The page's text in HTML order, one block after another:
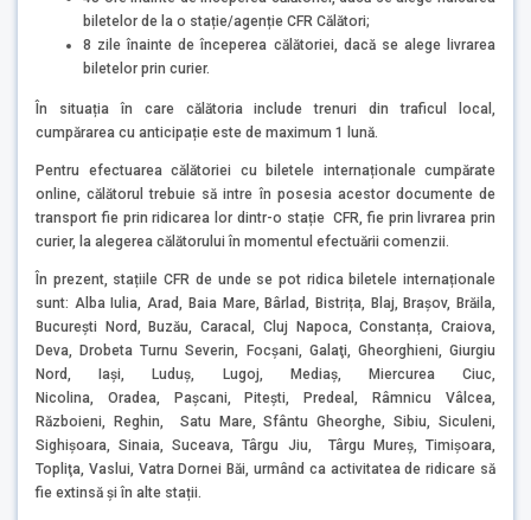
biletelor de la o stație/agenție CFR Călători;
8 zile înainte de începerea călătoriei, dacă se alege livrarea
biletelor prin curier.
În situația în care călătoria include trenuri din traficul local,
cumpărarea cu anticipație este de maximum 1 lună.
Pentru efectuarea călătoriei cu biletele internaționale cumpărate
online, călătorul trebuie să intre în posesia acestor documente de
transport fie prin ridicarea lor dintr-o stație CFR, fie prin livrarea prin
curier, la alegerea călătorului în momentul efectuării comenzii.
În prezent, stațiile CFR de unde se pot ridica biletele internaționale
sunt: Alba Iulia, Arad, Baia Mare, Bârlad, Bistrița, Blaj, Brașov, Brăila,
București Nord, Buzău, Caracal, Cluj Napoca, Constanța, Craiova,
Deva, Drobeta Turnu Severin, Focşani, Galaţi, Gheorghieni, Giurgiu
Nord, Iaşi, Luduş, Lugoj, Mediaş, Miercurea Ciuc,
Nicolina, Oradea, Paşcani, Piteşti, Predeal, Râmnicu Vâlcea,
Războieni, Reghin, Satu Mare, Sfântu Gheorghe, Sibiu, Siculeni,
Sighişoara, Sinaia, Suceava, Târgu Jiu, Târgu Mureş, Timișoara,
Topliţa, Vaslui, Vatra Dornei Băi, urmând ca activitatea de ridicare să
fie extinsă și în alte stații.